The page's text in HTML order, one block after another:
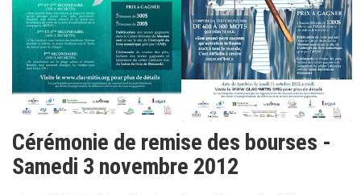
Cérémonie de remise des bourses -
Samedi 3 novembre 2012